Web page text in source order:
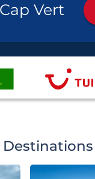
Vert